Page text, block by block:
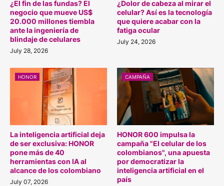
¿El fin de las fundas? El
negocio que mueve US$
20.000 millones tiembla
ante la ingeniería de
blindaje de celulares
July 28, 2026
¿Dolor de cabeza al mirar el
celular? Así es la tecnología
que quiere acabar con la
fatiga ocular
July 24, 2026
HONOR
La inteligencia artificial deja
de ser exclusiva: HONOR
pone más de 40
herramientas con IA al
alcance de los colombiano
July 07, 2026
CAMPAÑA
HONOR 600 impulsa la
campaña "El celular de los
colombianos", una apuesta
por democratizar la
inteligencia artificial en el
país